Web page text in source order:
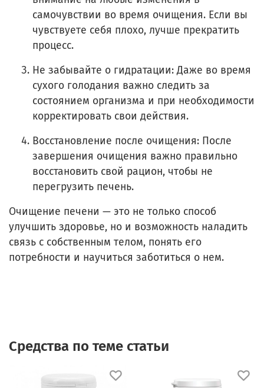
самочувствии во время очищения. Если вы
чувствуете себя плохо, лучше прекратить
процесс.
Не забывайте о гидратации: Даже во время
сухого голодания важно следить за
состоянием организма и при необходимости
корректировать свои действия.
Восстановление после очищения: После
завершения очищения важно правильно
восстановить свой рацион, чтобы не
перегрузить печень.
Очищение печени — это не только способ
улучшить здоровье, но и возможность наладить
связь с собственным телом, понять его
потребности и научиться заботиться о нем.
Средства по теме статьи